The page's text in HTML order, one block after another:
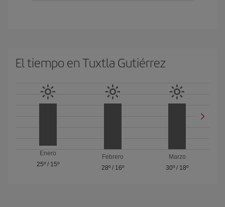
El tiempo en Tuxtla Gutiérrez
Enero
25º/ 15º
Febrero
28º/ 16º
Marzo
30º / 18º